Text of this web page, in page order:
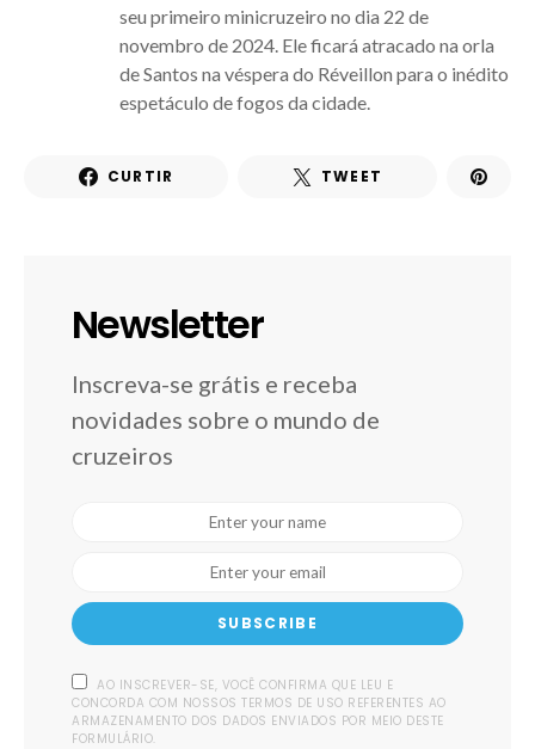
seu primeiro minicruzeiro no dia 22 de
novembro de 2024. Ele ficará atracado na orla
de Santos na véspera do Réveillon para o inédito
espetáculo de fogos da cidade.
CURTIR TWEET
Newsletter
Inscreva-se grátis e receba
novidades sobre o mundo de
cruzeiros
SUBSCRIBE
AO INSCREVER-SE, VOCÊ CONFIRMA QUE LEU E
CONCORDA COM NOSSOS TERMOS DE USO REFERENTES AO
ARMAZENAMENTO DOS DADOS ENVIADOS POR MEIO DESTE
FORMULÁRIO.